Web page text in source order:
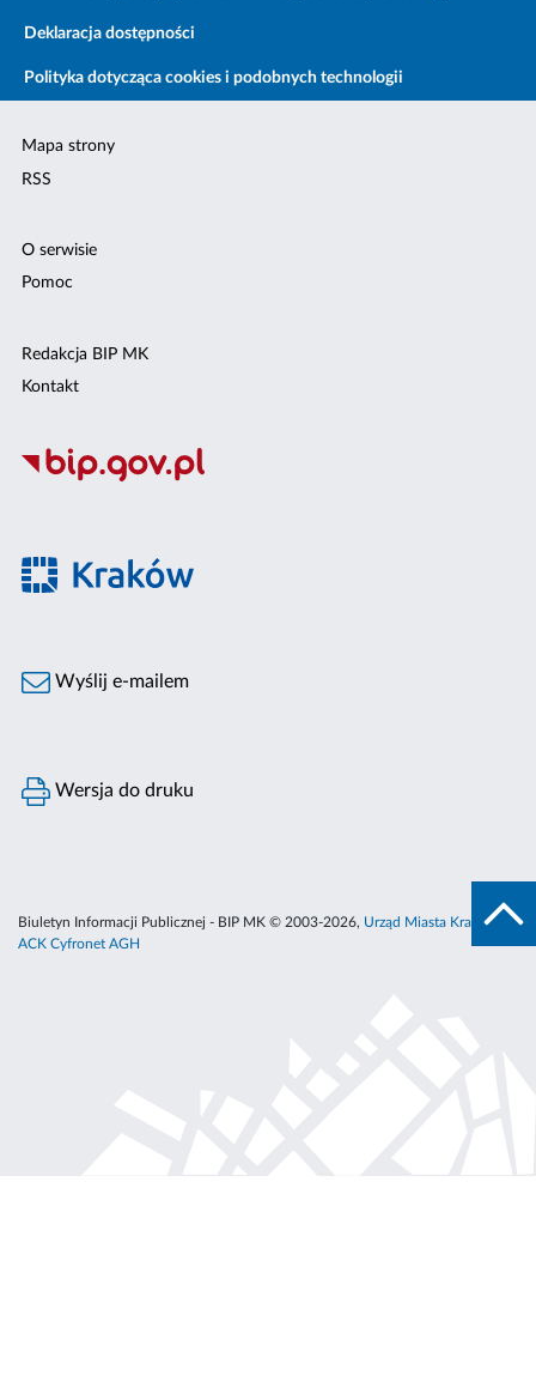
Deklaracja dostępności
Polityka dotycząca cookies i podobnych technologii
Mapa strony
RSS
O serwisie
Pomoc
Redakcja BIP MK
Kontakt
Wyślij e-mailem
Wersja do druku
Biuletyn Informacji Publicznej - BIP MK © 2003-2026, Urząd Miasta Krakowa
ACK Cyfronet AGH